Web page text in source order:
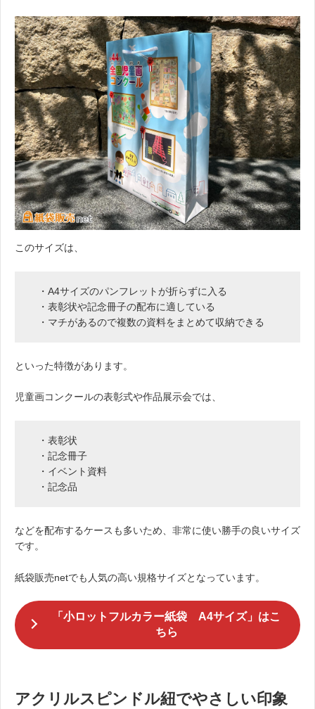
このサイズは、
・A4サイズのパンフレットが折らずに入る
・表彰状や記念冊子の配布に適している
・マチがあるので複数の資料をまとめて収納できる
といった特徴があります。
児童画コンクールの表彰式や作品展示会では、
・表彰状
・記念冊子
・イベント資料
・記念品
などを配布するケースも多いため、非常に使い勝手の良いサイズ
です。
紙袋販売netでも人気の高い規格サイズとなっています。
「小ロットフルカラー紙袋 A4サイズ」はこ
ちら
アクリルスピンドル紐でやさしい印象